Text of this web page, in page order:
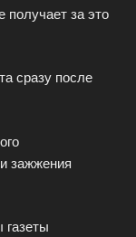
получает за это
сразу после
зажжения